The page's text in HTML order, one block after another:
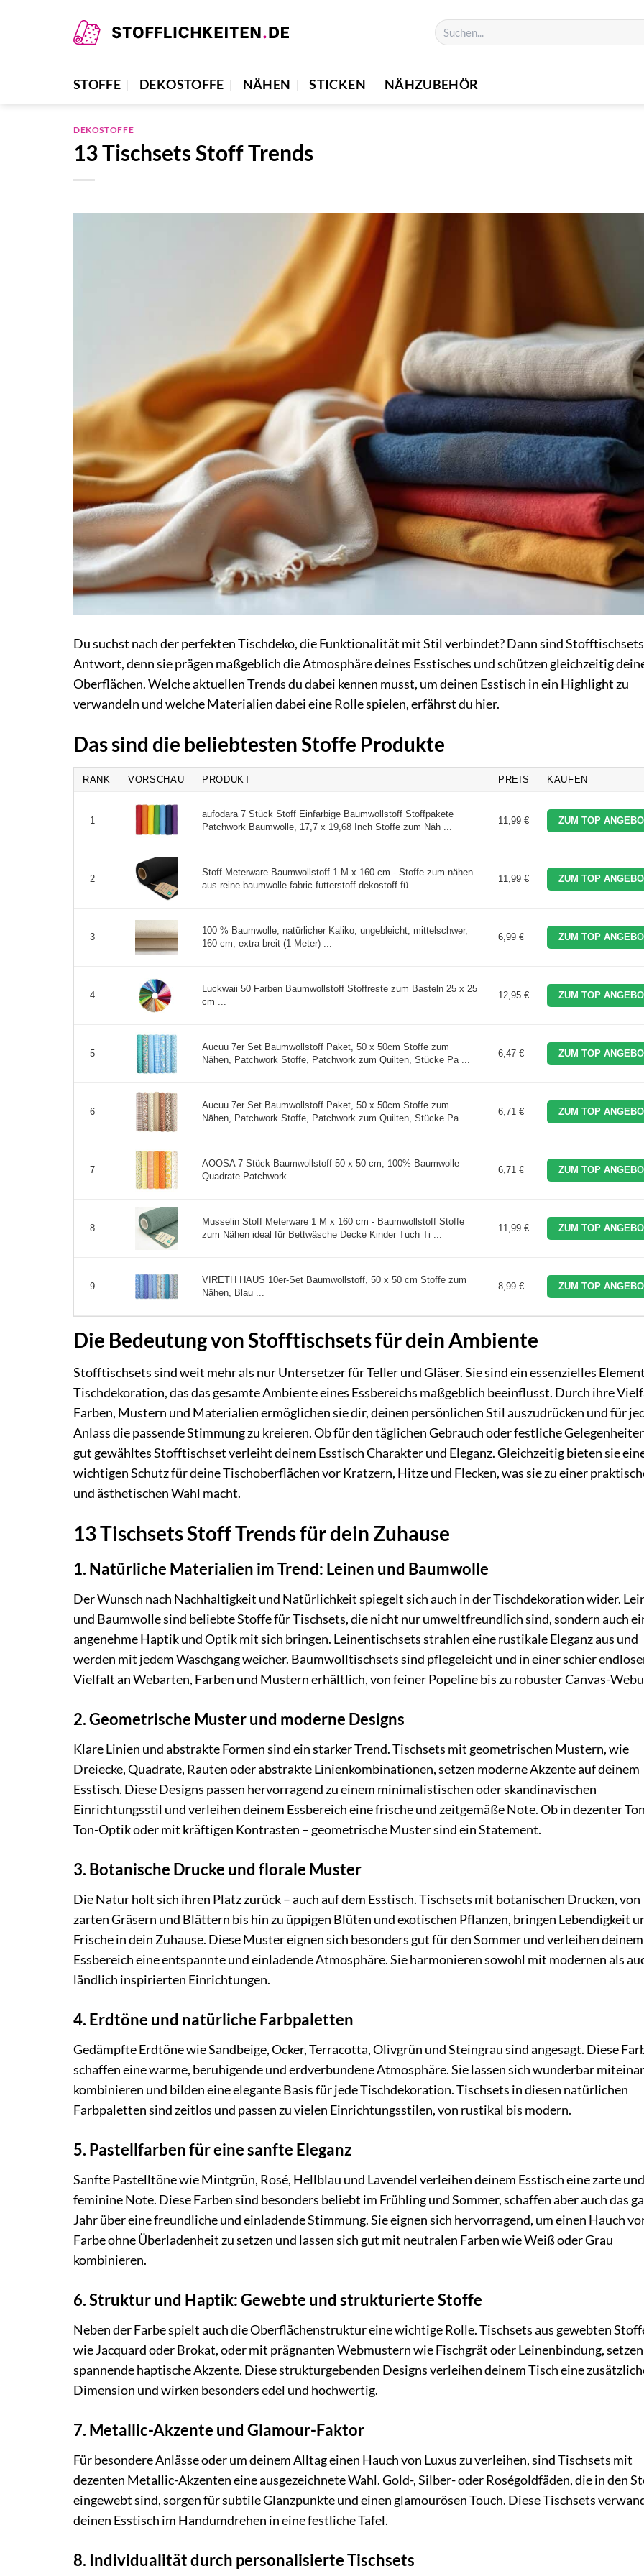
STOFFE DEKOSTOFFE NÄHEN STICKEN NÄHZUBEHÖR
DEKOSTOFFE
13 Tischsets Stoff Trends
Du suchst nach der perfekten Tischdeko, die Funktionalität mit Stil verbindet? Dann sind
Antwort, denn sie prägen maßgeblich die Atmosphäre deines Esstisches und schützen gleichzeitig
Oberflächen. Welche aktuellen Trends du dabei kennen musst, um deinen Esstisch in ein Highlight zu
verwandeln und welche Materialien dabei eine Rolle spielen, erfährst du hier.
Das sind die beliebtesten Stoffe Produkte
RANK VORSCHAU PRODUKT PREIS KAUFEN
1
aufodara 7 Stück Stoff Einfarbige Baumwollstoff Stoffpakete
Patchwork Baumwolle, 17,7 x 19,68 Inch Stoffe zum Näh ...
11,99 € ZUM TOP
2
Stoff Meterware Baumwollstoff 1 M x 160 cm - Stoffe zum nähen
aus reine baumwolle fabric futterstoff dekostoff fü ...
11,99 € ZUM TOP
3
100 % Baumwolle, natürlicher Kaliko, ungebleicht, mittelschwer,
160 cm, extra breit (1 Meter) ...
6,99 € ZUM TOP
4
Luckwaii 50 Farben Baumwollstoff Stoffreste zum Basteln 25 x 25
cm ...
12,95 € ZUM TOP
5
Aucuu 7er Set Baumwollstoff Paket, 50 x 50cm Stoffe zum
Nähen, Patchwork Stoffe, Patchwork zum Quilten, Stücke Pa ...
6,47 € ZUM TOP
6
Aucuu 7er Set Baumwollstoff Paket, 50 x 50cm Stoffe zum
Nähen, Patchwork Stoffe, Patchwork zum Quilten, Stücke Pa ...
6,71 € ZUM TOP
7
AOOSA 7 Stück Baumwollstoff 50 x 50 cm, 100% Baumwolle
Quadrate Patchwork ...
6,71 € ZUM TOP
8
Musselin Stoff Meterware 1 M x 160 cm - Baumwollstoff Stoffe
zum Nähen ideal für Bettwäsche Decke Kinder Tuch Ti ...
11,99 € ZUM TOP
9
VIRETH HAUS 10er-Set Baumwollstoff, 50 x 50 cm Stoffe zum
Nähen, Blau ...
8,99 € ZUM TOP
Die Bedeutung von Stofftischsets für dein Ambiente
Stofftischsets sind weit mehr als nur Untersetzer für Teller und Gläser. Sie sind ein essenzielles
Tischdekoration, das das gesamte Ambiente eines Essbereichs maßgeblich beeinflusst. Durch ihre
Farben, Mustern und Materialien ermöglichen sie dir, deinen persönlichen Stil auszudrücken und für
Anlass die passende Stimmung zu kreieren. Ob für den täglichen Gebrauch oder festliche
gut gewähltes Stofftischset verleiht deinem Esstisch Charakter und Eleganz. Gleichzeitig bieten sie
wichtigen Schutz für deine Tischoberflächen vor Kratzern, Hitze und Flecken, was sie zu einer
und ästhetischen Wahl macht.
13 Tischsets Stoff Trends für dein Zuhause
1. Natürliche Materialien im Trend: Leinen und Baumwolle
Der Wunsch nach Nachhaltigkeit und Natürlichkeit spiegelt sich auch in der Tischdekoration wider.
und Baumwolle sind beliebte Stoffe für Tischsets, die nicht nur umweltfreundlich sind, sondern auch
angenehme Haptik und Optik mit sich bringen. Leinentischsets strahlen eine rustikale Eleganz aus und
werden mit jedem Waschgang weicher. Baumwolltischsets sind pflegeleicht und in einer schier
Vielfalt an Webarten, Farben und Mustern erhältlich, von feiner Popeline bis zu robuster Canvas-
2. Geometrische Muster und moderne Designs
Klare Linien und abstrakte Formen sind ein starker Trend. Tischsets mit geometrischen Mustern, wie
Dreiecke, Quadrate, Rauten oder abstrakte Linienkombinationen, setzen moderne Akzente auf deinem
Esstisch. Diese Designs passen hervorragend zu einem minimalistischen oder skandinavischen
Einrichtungsstil und verleihen deinem Essbereich eine frische und zeitgemäße Note. Ob in dezenter
Ton-Optik oder mit kräftigen Kontrasten – geometrische Muster sind ein Statement.
3. Botanische Drucke und florale Muster
Die Natur holt sich ihren Platz zurück – auch auf dem Esstisch. Tischsets mit botanischen Drucken, von
zarten Gräsern und Blättern bis hin zu üppigen Blüten und exotischen Pflanzen, bringen Lebendigkeit
Frische in dein Zuhause. Diese Muster eignen sich besonders gut für den Sommer und verleihen deinem
Essbereich eine entspannte und einladende Atmosphäre. Sie harmonieren sowohl mit modernen als
ländlich inspirierten Einrichtungen.
4. Erdtöne und natürliche Farbpaletten
Gedämpfte Erdtöne wie Sandbeige, Ocker, Terracotta, Olivgrün und Steingrau sind angesagt. Diese
schaffen eine warme, beruhigende und erdverbundene Atmosphäre. Sie lassen sich wunderbar
kombinieren und bilden eine elegante Basis für jede Tischdekoration. Tischsets in diesen natürlichen
Farbpaletten sind zeitlos und passen zu vielen Einrichtungsstilen, von rustikal bis modern.
5. Pastellfarben für eine sanfte Eleganz
Sanfte Pastelltöne wie Mintgrün, Rosé, Hellblau und Lavendel verleihen deinem Esstisch eine zarte und
feminine Note. Diese Farben sind besonders beliebt im Frühling und Sommer, schaffen aber auch das
Jahr über eine freundliche und einladende Stimmung. Sie eignen sich hervorragend, um einen Hauch
Farbe ohne Überladenheit zu setzen und lassen sich gut mit neutralen Farben wie Weiß oder Grau
kombinieren.
6. Struktur und Haptik: Gewebte und strukturierte Stoffe
Neben der Farbe spielt auch die Oberflächenstruktur eine wichtige Rolle. Tischsets aus gewebten
wie Jacquard oder Brokat, oder mit prägnanten Webmustern wie Fischgrät oder Leinenbindung, setzen
spannende haptische Akzente. Diese strukturgebenden Designs verleihen deinem Tisch eine
Dimension und wirken besonders edel und hochwertig.
7. Metallic-Akzente und Glamour-Faktor
Für besondere Anlässe oder um deinem Alltag einen Hauch von Luxus zu verleihen, sind Tischsets mit
dezenten Metallic-Akzenten eine ausgezeichnete Wahl. Gold-, Silber- oder Roségoldfäden, die in den
eingewebt sind, sorgen für subtile Glanzpunkte und einen glamourösen Touch. Diese Tischsets
deinen Esstisch im Handumdrehen in eine festliche Tafel.
8. Individualität durch personalisierte Tischsets